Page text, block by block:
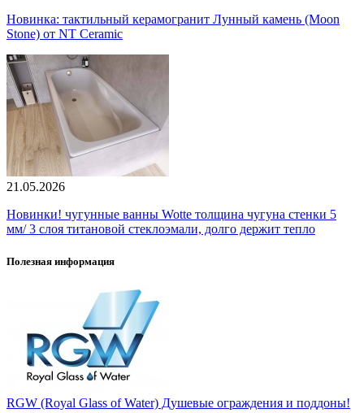
Новинка: тактильный керамогранит Лунный камень (Moon
Stone) от NT Ceramic
21.05.2026
Новинки! чугунные ванны Wotte толщина чугуна стенки 5
мм/ 3 слоя титановой стеклоэмали, долго держит тепло
Полезная информация
RGW (Royal Glass of Water) Душевые ограждения и поддоны!